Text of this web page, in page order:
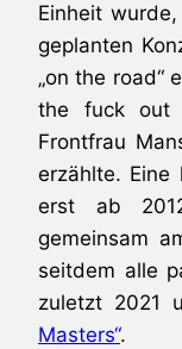
Einheit
geplanten
„on the road“
the fuck out
Frontfrau
erzählte. Eine
erst ab
gemeinsam
seitdem alle
zuletzt 2021
Masters“.